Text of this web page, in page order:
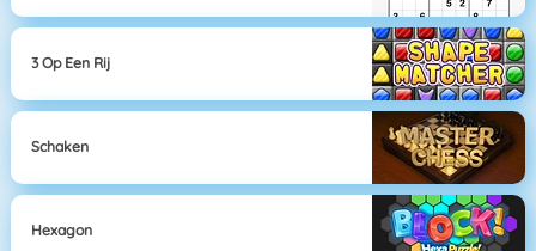
3 Op Een Rij
Schaken
Hexagon